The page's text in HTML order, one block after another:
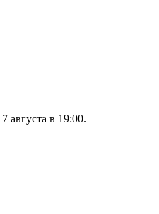
7 августа в 19:00.